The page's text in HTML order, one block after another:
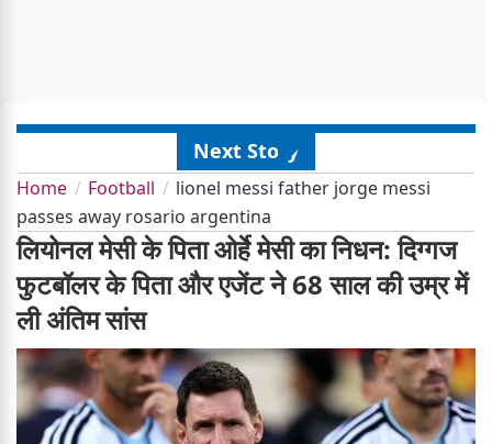
Next Story
Home Football
lionel messi father jorge messi
passes away rosario argentina
लियोनल मेसी के पिता ओर्हे मेसी का निधन: दिग्गज
फुटबॉलर के पिता और एजेंट ने 68 साल की उम्र में
ली अंतिम सांस